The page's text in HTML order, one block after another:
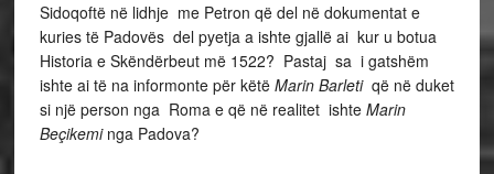
Sidoqoftë në lidhje me Petron që del në dokumentat e
kuries të Padovës del pyetja a ishte gjallë ai kur u botua
Historia e Skëndërbeut më 1522? Pastaj sa i gatshëm
ishte ai të na informonte për këtë Marin Barleti që në duket
si një person nga Roma e që në realitet ishte Marin
Beçikeminga Padova?